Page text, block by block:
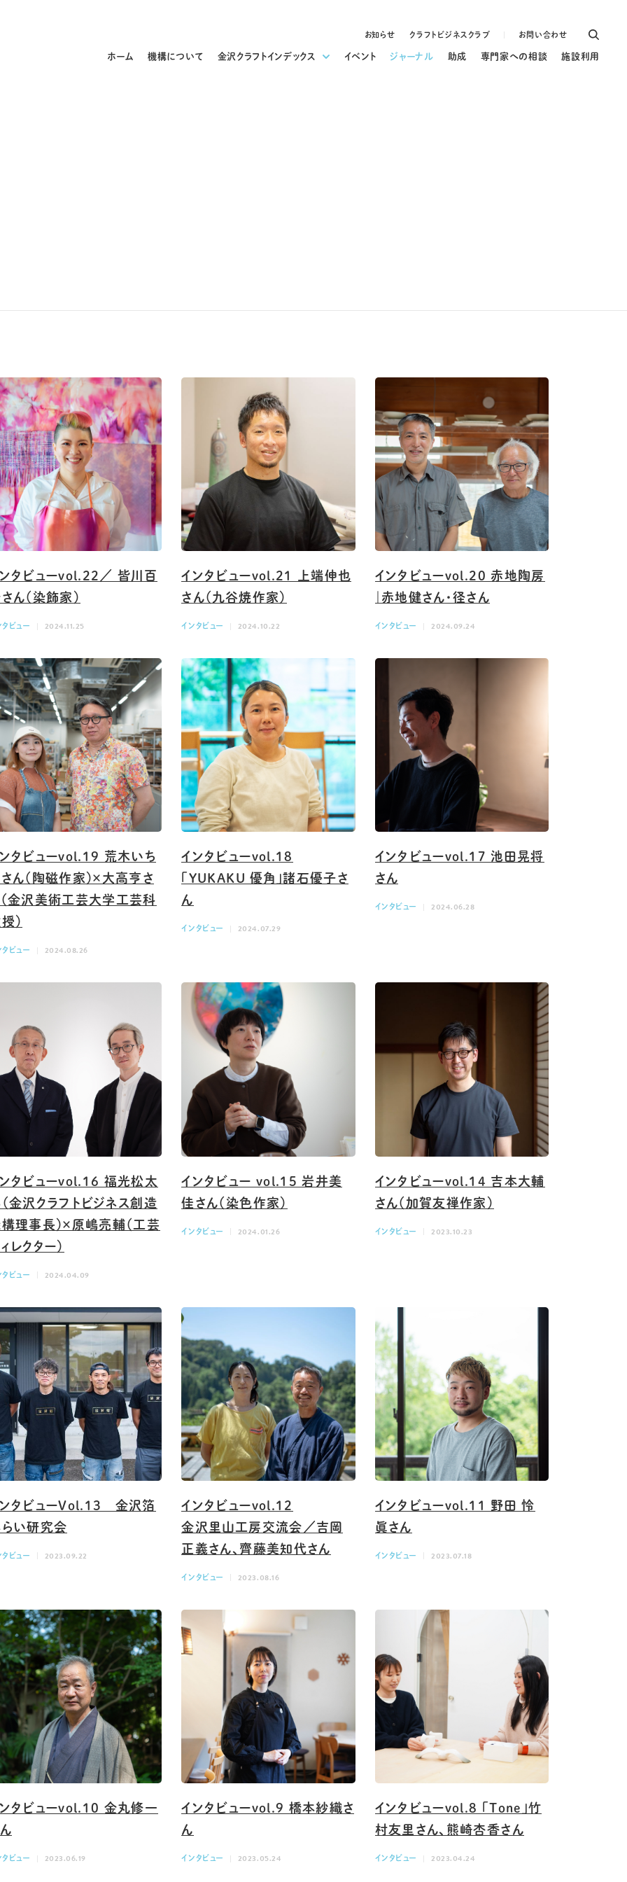
お知らせ クラフトビジネスクラブ お問い合わせ
ホーム 機構について 金沢クラフトインデックス イベント ジャーナル 助成 専門家への相談 施設利用
タビューvol.22／ 皆川百
ん（染飾家）
ビュー 2024.11.25
インタビューvol.21 上端伸也
さん（九谷焼作家）
インタビュー 2024.10.22
インタビューvol.20 赤地陶房
｜赤地健さん・径さん
インタビュー 2024.09.24
タビューvol.19 荒木いち
ん（陶磁作家）×大高亨さ
金沢美術工芸大学工芸科
）
ビュー 2024.08.26
インタビューvol.18
「YUKAKU 優角」諸石優子さ
ん
インタビュー 2024.07.29
インタビューvol.17 池田晃将
さん
インタビュー 2024.06.28
タビューvol.16 福光松太
金沢クラフトビジネス創造
理事長）×原嶋亮輔（工芸
レクター）
ビュー 2024.04.09
インタビュー vol.15 岩井美
佳さん（染色作家）
インタビュー 2024.01.26
インタビューvol.14 吉本大輔
さん（加賀友禅作家）
インタビュー 2023.10.23
タビューVol.13 金沢箔
い研究会
ビュー 2023.09.22
インタビューvol.12
金沢里山工房交流会／吉岡
正義さん、齊藤美知代さん
インタビュー 2023.08.16
インタビューvol.11 野田 怜
眞さん
インタビュー 2023.07.18
タビューvol.10 金丸修一
ビュー 2023.06.19
インタビューvol.9 橋本紗織さ
ん
インタビュー 2023.05.24
インタビューvol.8 「Tone」竹
村友里さん、熊崎杏香さん
インタビュー 2023.04.24